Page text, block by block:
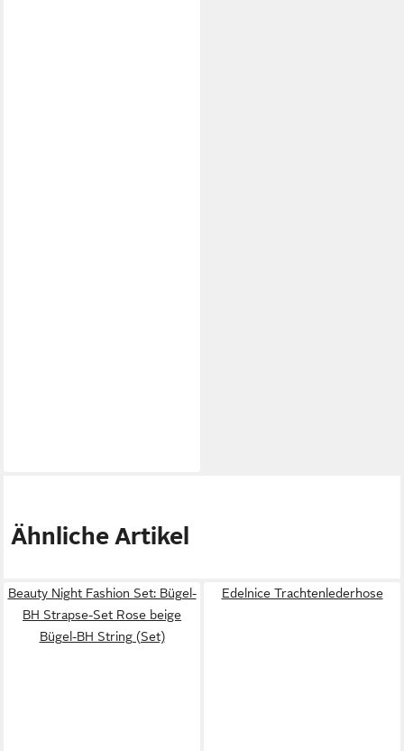
Ähnliche Artikel
Beauty Night Fashion Set: Bügel-
BH Strapse-Set Rose beige
Bügel-BH String (Set)
Edelnice Trachtenlederhose